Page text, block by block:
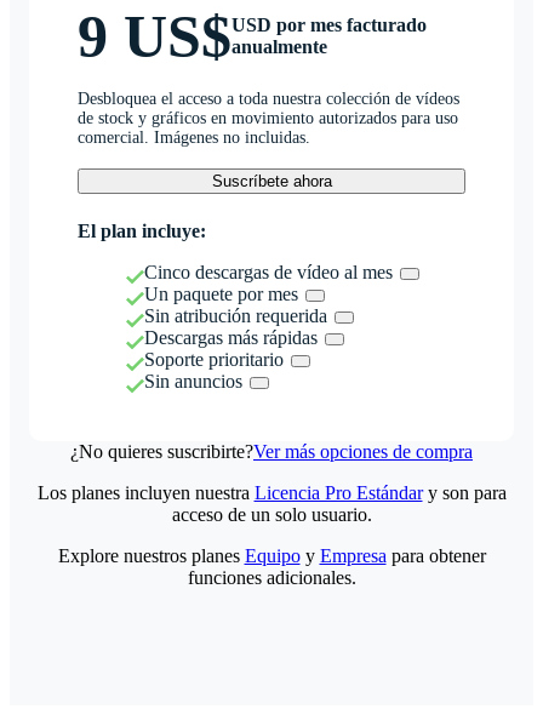
9 US$USD por mes facturado
anualmente
Desbloquea el acceso a toda nuestra colección de vídeos
de stock y gráficos en movimiento autorizados para uso
comercial. Imágenes no incluidas.
Suscríbete ahora
El plan incluye:
Cinco descargas de vídeo al mes
Un paquete por mes
Sin atribución requerida
Descargas más rápidas
Soporte prioritario
Sin anuncios
¿No quieres suscribirte?Ver más opciones de compra
Los planes incluyen nuestra Licencia Pro Estándary son para
acceso de un solo usuario.
Explore nuestros planes Equipoy Empresa para obtener
funciones adicionales.